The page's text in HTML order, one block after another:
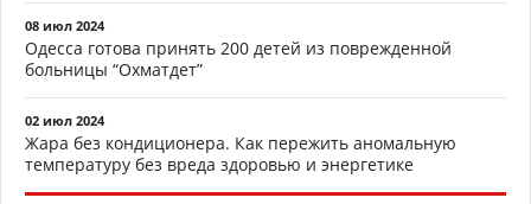
08 июл 2024
Одесса готова принять 200 детей из поврежденной
больницы “Охматдет”
02 июл 2024
Жара без кондиционера. Как пережить аномальную
температуру без вреда здоровью и энергетике